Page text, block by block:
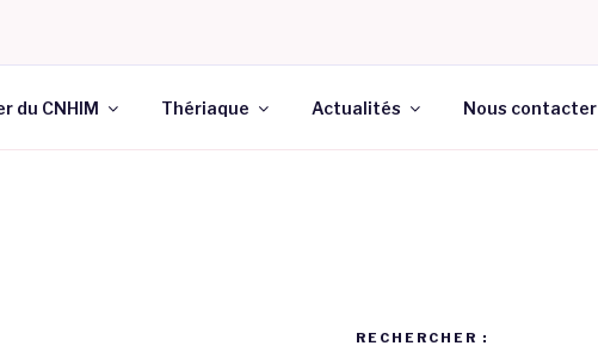
du CNHIM Thériaque Actualités Nous contacter
RECHERCHER :